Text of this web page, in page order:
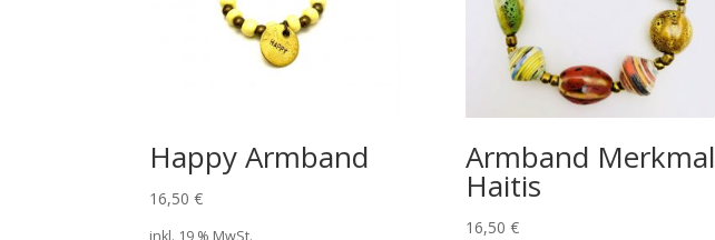
Happy Armband
16,50€
inkl. 19 % MwSt.
Armband Merkmal
Haitis
16,50 €